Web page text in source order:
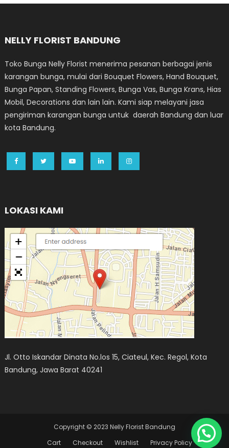
NELLY FLORIST BANDUNG
Toko Bunga Nelly Florist menerima pesanan berbagai jenis
karangan bunga, mulai dari Bouquet Flowers, Hand Bouquet,
Bunga Papan, Standing Flowers, Bunga Vas, Bunga Krans, Hias
Mobil, Decorations dan lain lain. Kami siap melayani jasa
pengiriman karangan bunga untuk daerah Bandung dan luar
kota Bandung.
LOKASI KAMI
Jl. Otto Iskandar Dinata No.los 15, Ciateul, Kec. Regol, Kota
Bandung, Jawa Barat 40241
Copyright © 2023 Nelly Florist Bandung
Cart
Checkout Wishlist Privacy Policy